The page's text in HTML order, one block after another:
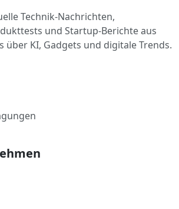
Technik-Nachrichten,
und Startup-Berichte aus
über KI, Gadgets und digitale Trends.